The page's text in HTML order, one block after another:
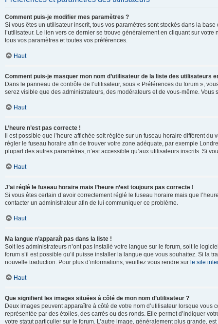
Comment puis-je modifier mes paramètres ?
Si vous êtes un utilisateur inscrit, tous vos paramètres sont stockés dans la
l’utilisateur. Le lien vers ce dernier se trouve généralement en cliquant sur
tous vos paramètres et toutes vos préférences.
Haut
Comment puis-je masquer mon nom d’utilisateur de la liste des utilisateurs
Dans le panneau de contrôle de l’utilisateur, sous « Préférences du forum »,
serez visible que des administrateurs, des modérateurs et de vous-même.
Haut
L’heure n’est pas correcte !
Il est possible que l’heure affichée soit réglée sur un fuseau horaire différent
régler le fuseau horaire afin de trouver votre zone adéquate, par exemple
plupart des autres paramètres, n’est accessible qu’aux utilisateurs inscrits. Si
Haut
J’ai réglé le fuseau horaire mais l’heure n’est toujours pas correcte !
Si vous êtes certain d’avoir correctement réglé le fuseau horaire mais que
contacter un administrateur afin de lui communiquer ce problème.
Haut
Ma langue n’apparaît pas dans la liste !
Soit les administrateurs n’ont pas installé votre langue sur le forum, soit le
forum s’il est possible qu’il puisse installer la langue que vous souhaitez. Si la
nouvelle traduction. Pour plus d’informations, veuillez vous rendre sur le site
Haut
Que signifient les images situées à côté de mon nom d’utilisateur ?
Deux images peuvent apparaître à côté de votre nom d’utilisateur lorsque
représentée par des étoiles, des carrés ou des ronds. Elle permet d’indiquer
votre statut particulier sur le forum. L’autre image, généralement plus grande,